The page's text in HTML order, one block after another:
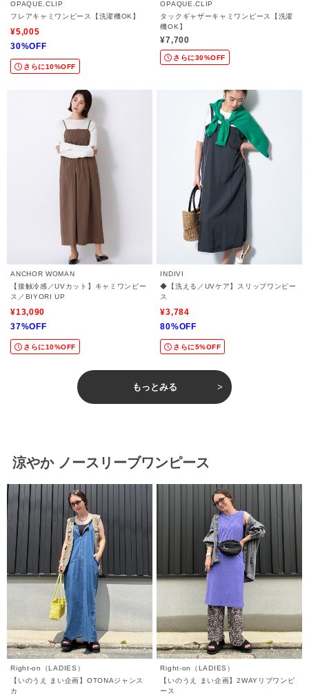
OPAQUE.CLIP
フレアキャミワンピース【洗濯機OK】
¥5,005
30%OFF
さらに10%OFF
OPAQUE.CLIP
タックギャザーキャミワンピース【洗濯
機OK】
¥7,700
さらに30%OFF
ANCHOR WOMAN
【接触冷感／UVカット】キャミワンピー
ス／BIYORI UP
¥13,090
37%OFF
さらに10%OFF
INDIVI
◆【洗える／UVケア】スリップワンピー
ス
¥3,784
80%OFF
さらに5%OFF
もっとみる
涼やか ノースリーブワンピース
Right-on（LADIES）
【いのうえ まい企画】OTONAジャンス
カ
Right-on（LADIES）
【いのうえ まい企画】2WAYリブワンピ
ース